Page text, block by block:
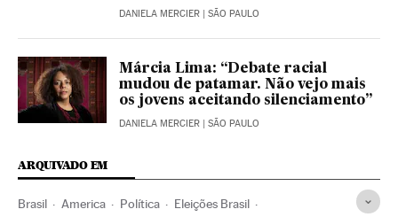
DANIELA MERCIER | SÃO PAULO
Márcia Lima: “Debate racial
mudou de patamar. Não vejo mais
os jovens aceitando silenciamento”
DANIELA MERCIER | SÃO PAULO
ARQUIVADO EM
Brasil America Política Eleições Brasil